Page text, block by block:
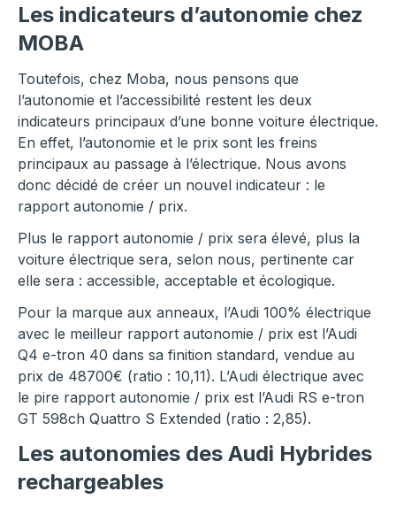
Les indicateurs d’autonomie chez
MOBA
Toutefois, chez Moba, nous pensons que
l’autonomie et l’accessibilité restent les deux
indicateurs principaux d’une bonne voiture électrique.
En effet, l’autonomie et le prix sont les freins
principaux au passage à l’électrique. Nous avons
donc décidé de créer un nouvel indicateur : le
rapport autonomie / prix.
Plus le rapport autonomie / prix sera élevé, plus la
voiture électrique sera, selon nous, pertinente car
elle sera : accessible, acceptable et écologique.
Pour la marque aux anneaux, l’Audi 100% électrique
avec le meilleur rapport autonomie / prix est l’Audi
Q4 e-tron 40 dans sa finition standard, vendue au
prix de 48700€ (ratio : 10,11). L’Audi électrique avec
le pire rapport autonomie / prix est l’Audi RS e-tron
GT 598ch Quattro S Extended (ratio : 2,85).
Les autonomies des Audi Hybrides
rechargeables